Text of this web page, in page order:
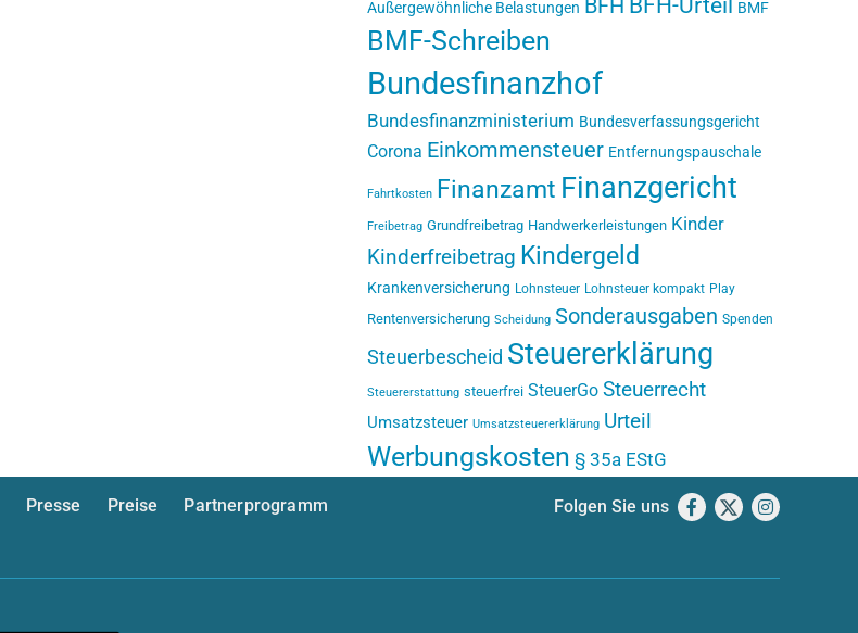
Außergewöhnliche Belastungen BFH BMF
BMF-Schreiben
Bundesfinanzhof
Bundesfinanzministerium Bundesverfassungsgericht
Corona Einkommensteuer Entfernungspauschale
Fahrtkosten Finanzamt Finanzgericht
Freibetrag Grundfreibetrag Handwerkerleistungen Kinder
Kinderfreibetrag Kindergeld
Krankenversicherung Lohnsteuer Lohnsteuer kompakt Play
Rentenversicherung Scheidung Sonderausgaben Spenden
Steuerbescheid Steuererklärung
Steuererstattung steuerfrei SteuerGo Steuerrecht
Umsatzsteuer Umsatzsteuererklärung Urteil
Werbungskosten § 35a EStG
Presse Preise
Partnerprogramm
Folgen Sie uns Facebook
X Instagram